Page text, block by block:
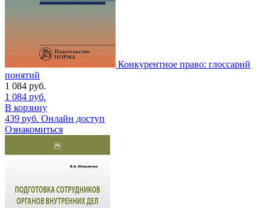
Конкурентное право: глоссарий
понятий
1 084 руб.
1 084 руб.
В корзину
439 руб. Онлайн доступ
Ознакомиться